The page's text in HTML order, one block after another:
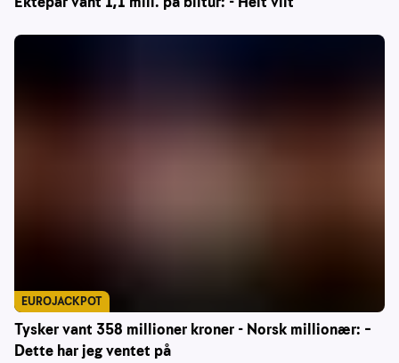
Tysker vant 358 millioner kroner - Norsk millionær: –
Dette har jeg ventet på
EUROJACKPOT